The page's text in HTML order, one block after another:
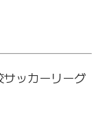
ッカーリーグ